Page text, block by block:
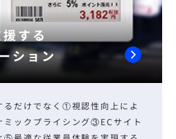
する
ション
るだけでなく①視認性向上によ
ックプライシング③ECサイト